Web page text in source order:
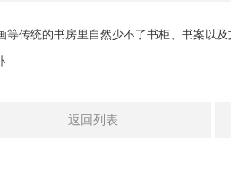
传统的书房里自然少不了书柜、书案以
返回列表